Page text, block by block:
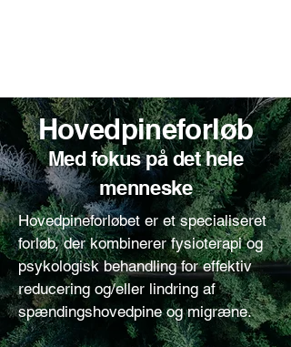
Hovedpineforløb
Med fokus på det hele
menneske
Hovedpineforløbet er et specialiseret
forløb, der kombinerer fysioterapi og
psykologisk behandling for effektiv
reducering og/eller lindring af
spændingshovedpine og migræne.